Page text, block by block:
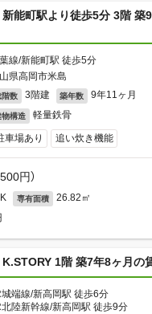
新能町駅より徒歩5分 3階 築
線/新能町駅 徒歩5分
県高岡市米島
階数 3階建 築年数 9年11ヶ月
物構造 軽量鉄骨
車場あり 追い炊き機能
円）
専有面積 26.82㎡
K.STORY 1階 築7年8ヶ月の
端線/新高岡駅 徒歩6分
陸新幹線/新高岡駅 徒歩9分